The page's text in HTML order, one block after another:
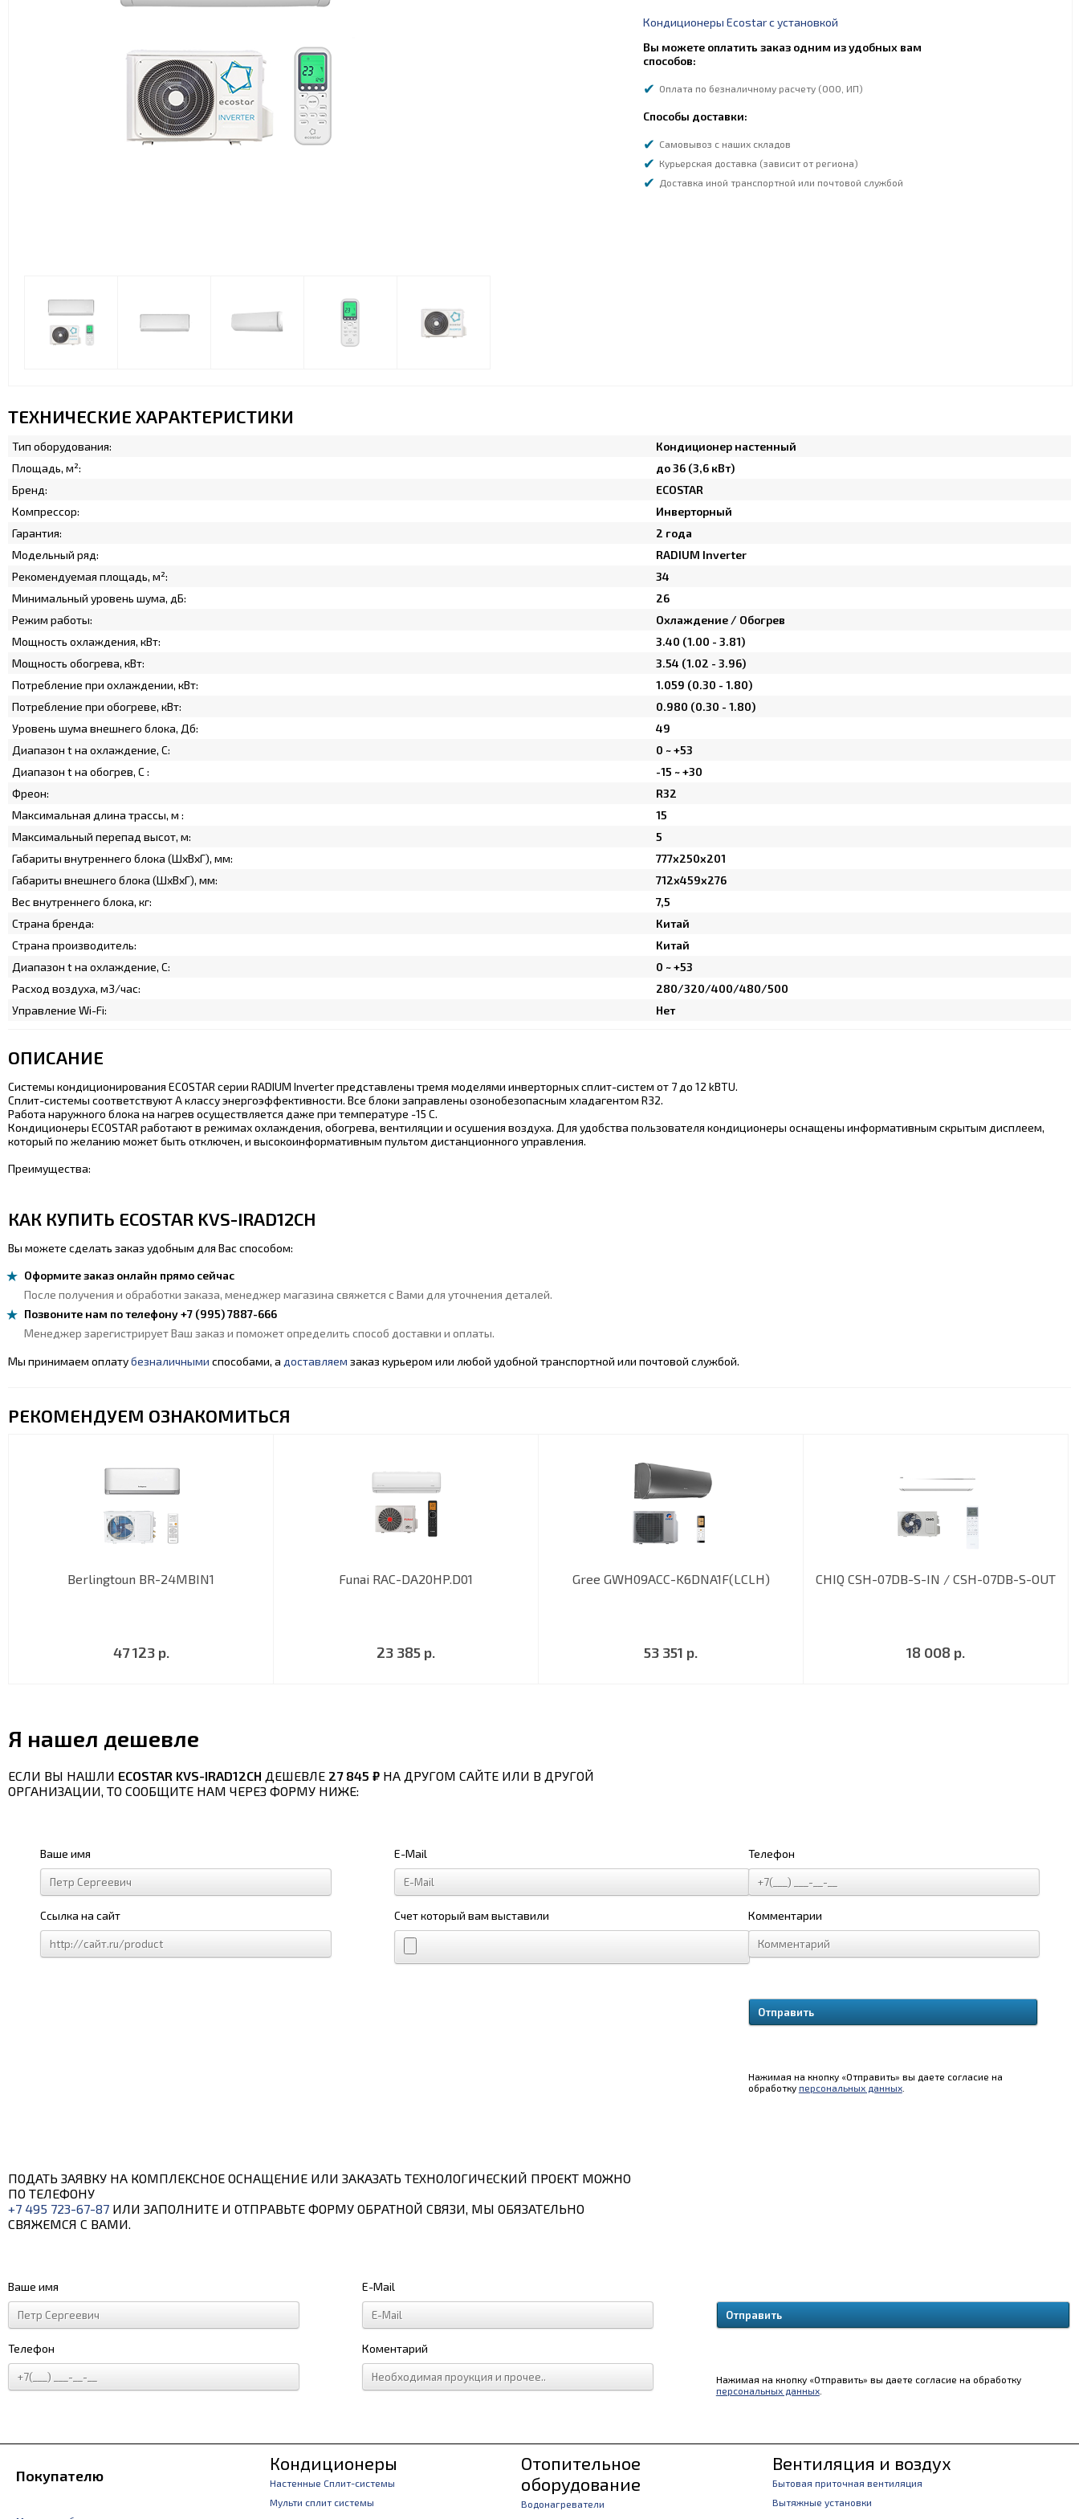
Кондиционеры Ecostar с установкой
Вы можете оплатить заказ одним из удобных вам
способов:
Оплата по безналичному расчету (ООО, ИП)
Способы доставки:
Самовывоз с наших складов
Курьерская доставка (зависит от региона)
Доставка иной транспортной или почтовой службой
ТЕХНИЧЕСКИЕ ХАРАКТЕРИСТИКИ
Тип оборудования:
Кондиционер настенный
Площадь, м²:
до 36 (3,6 кВт)
Бренд:
ECOSTAR
Компрессор:
Инверторный
Гарантия:
2 года
Модельный ряд:
RADIUM Inverter
Рекомендуемая площадь, м²:
34
Минимальный уровень шума, дБ:
26
Режим работы:
Охлаждение / Обогрев
Мощность охлаждения, кВт:
3.40 (1.00 - 3.81)
Мощность обогрева, кВт:
3.54 (1.02 - 3.96)
Потребление при охлаждении, кВт:
1.059 (0.30 - 1.80)
Потребление при обогреве, кВт:
0.980 (0.30 - 1.80)
Уровень шума внешнего блока, Дб:
49
Диапазон t на охлаждение, C:
0 ~ +53
Диапазон t на обогрев, C :
-15 ~ +30
Фреон:
R32
Максимальная длина трассы, м :
15
Максимальный перепад высот, м:
5
Габариты внутреннего блока (ШхВхГ), мм:
777x250x201
Габариты внешнего блока (ШхВхГ), мм:
712x459x276
Вес внутреннего блока, кг:
7,5
Страна бренда:
Китай
Страна производитель:
Китай
Диапазон t на охлаждение, C:
0 ~ +53
Расход воздуха, м3/час:
280/320/400/480/500
Управление Wi-Fi:
Нет
ОПИСАНИЕ
Системы кондиционирования ECOSTAR серии RADIUM Inverter представлены тремя моделями инверторных сплит-систем от 7 до 12 kBTU.
Сплит-системы соответствуют А классу энергоэффективности. Все блоки заправлены озонобезопасным хладагентом R32.
Работа наружного блока на нагрев осуществляется даже при температуре -15 С.
Кондиционеры ECOSTAR работают в режимах охлаждения, обогрева, вентиляции и осушения воздуха. Для удобства пользователя кондиционеры оснащены информативным скрытым дисплеем,
который по желанию может быть отключен, и высокоинформативным пультом дистанционного управления.
Преимущества:
КАК КУПИТЬ ECOSTAR KVS-IRAD12CH
Вы можете сделать заказ удобным для Вас способом:
Оформите заказ онлайн прямо сейчас
После получения и обработки заказа, менеджер магазина свяжется с Вами для уточнения деталей.
Позвоните нам по телефону +7 (995) 7887-666
Менеджер зарегистрирует Ваш заказ и поможет определить способ доставки и оплаты.
Мы принимаем оплатубезналичными способами, а доставляем заказ курьером или любой удобной транспортной или почтовой службой.
РЕКОМЕНДУЕМ ОЗНАКОМИТЬСЯ
Berlingtoun BR-24MBIN1
47 123 р.
Funai RAC-DA20HP.D01
23 385 р.
Gree GWH09ACC-K6DNA1F(LCLH)
53 351 р.
CHIQ CSH-07DB-S-IN / CSH-07DB-S-OUT
18 008 р.
Я нашел дешевле
ЕСЛИ ВЫ НАШЛИ ECOSTAR KVS-IRAD12CH ДЕШЕВЛЕ 27 845 ₽ НА ДРУГОМ САЙТЕ ИЛИ В ДРУГОЙ
ОРГАНИЗАЦИИ, ТО СООБЩИТЕ НАМ ЧЕРЕЗ ФОРМУ НИЖЕ:
Ваше имя E-Mail Телефон
Ссылка на сайт Счет который вам выставили Комментарии
Нажимая на кнопку «Отправить» вы даете согласие на
обработку персональных данных.
ПОДАТЬ ЗАЯВКУ НА КОМПЛЕКСНОЕ ОСНАЩЕНИЕ ИЛИ ЗАКАЗАТЬ ТЕХНОЛОГИЧЕСКИЙ ПРОЕКТ МОЖНО
ПО ТЕЛЕФОНУ
+7 495 723-67-87 ИЛИ ЗАПОЛНИТЕ И ОТПРАВЬТЕ ФОРМУ ОБРАТНОЙ СВЯЗИ, МЫ ОБЯЗАТЕЛЬНО
СВЯЖЕМСЯ С ВАМИ.
Ваше имя E-Mail
Телефон Коментарий
Нажимая на кнопку «Отправить» вы даете согласие на обработку
персональных данных.
Покупателю
Кондиционеры
Настенные Сплит-системы
Мульти сплит системы
Отопительное
оборудование
Водонагреватели
Вентиляция и воздух
Бытовая приточная вентиляция
Вытяжные установки